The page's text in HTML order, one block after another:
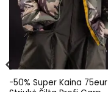
-50% Super Kaina 75eur